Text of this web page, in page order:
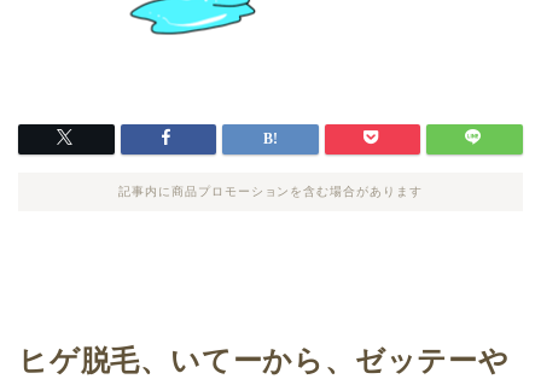
記事内に商品プロモーションを含む場合があります
ヒゲ脱毛、いてーから、ゼッテーや